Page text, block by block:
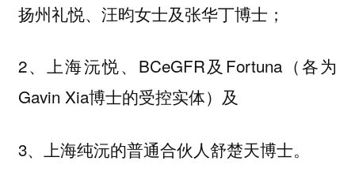
扬州礼悦、汪昀女士及张华丁博士；
2、上海沅悦、BCeGFR及Fortuna（各为
Gavin Xia博士的受控实体）及
3、上海纯沅的普通合伙人舒楚天博士。